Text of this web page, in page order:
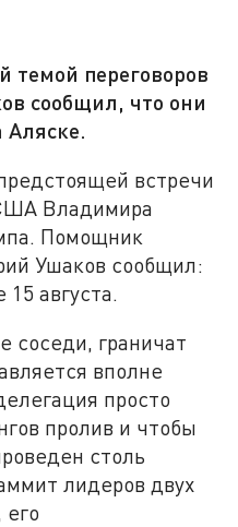
темой переговоров
сообщил, что они
Аляске.
встречи
Владимира
Помощник
Ушаков сообщил:
августа.
соседи, граничат
вполне
просто
пролив и чтобы
столь
лидеров двух